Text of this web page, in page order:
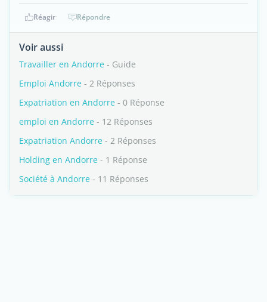
Réagir Répondre
Voir aussi
Travailler en Andorre - Guide
Emploi Andorre - 2 Réponses
Expatriation en Andorre - 0 Réponse
emploi en Andorre - 12 Réponses
Expatriation Andorre - 2 Réponses
Holding en Andorre - 1 Réponse
Société à Andorre - 11 Réponses